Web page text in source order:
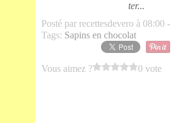
ter...
Posté par recettesdevero à 08:00 -
Tags: Sapins en chocolat
Vous aimez ? 0 vote